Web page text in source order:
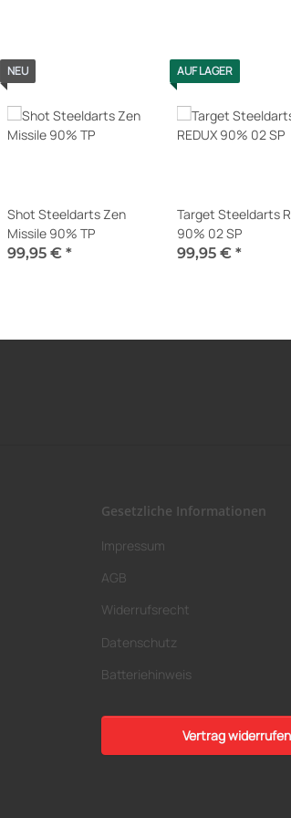
NEU
Shot Steeldarts Zen
Missile 90% TP
99,95 € *
AUF LAGER
Target Steeldarts
90% 02 SP
99,95 € *
Gesetzliche Informationen
Impressum
AGB
Widerrufsrecht
Datenschutz
Batteriehinweis
Vertrag widerrufen